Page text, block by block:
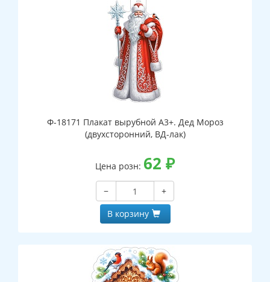
Ф-18171 Плакат вырубной А3+. Дед Мороз
(двухсторонний, ВД-лак)
Цена розн: 62 ₽
−
+
В корзину